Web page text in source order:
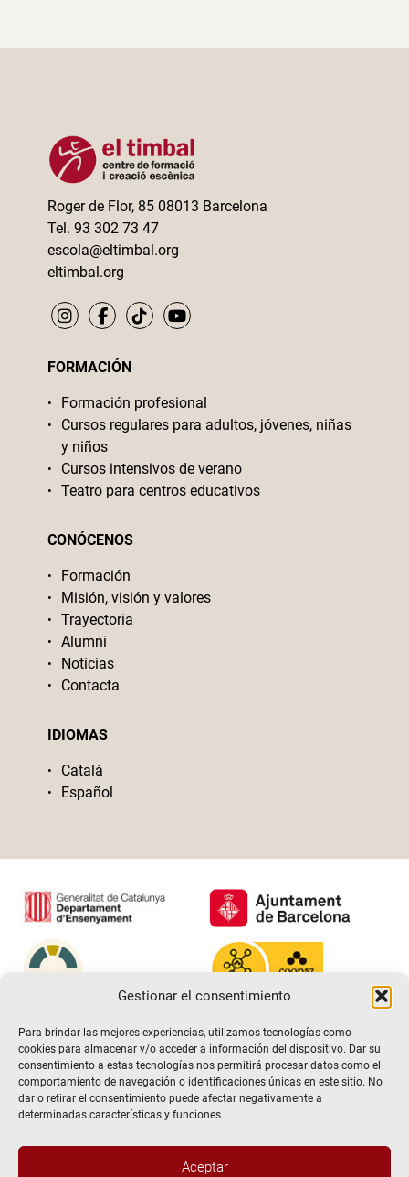
Gestionar el consentimiento
Para brindar las mejores experiencias, utilizamos tecnologías como
cookies para almacenar y/o acceder a información del dispositivo. Dar su
consentimiento a estas tecnologías nos permitirá procesar datos como el
comportamiento de navegación o identificaciones únicas en este sitio. No
dar o retirar el consentimiento puede afectar negativamente a
determinadas características y funciones.
Aceptar
Roger de Flor, 85 08013 Barcelona
Tel. 93 302 73 47
escola@eltimbal.org
eltimbal.org
FORMACIÓN
Formación profesional
Cursos regulares para adultos, jóvenes, niñas
y niños
Cursos intensivos de verano
Teatro para centros educativos
CONÓCENOS
Formación
Misión, visión y valores
Trayectoria
Alumni
Notícias
Contacta
IDIOMAS
Català
Español